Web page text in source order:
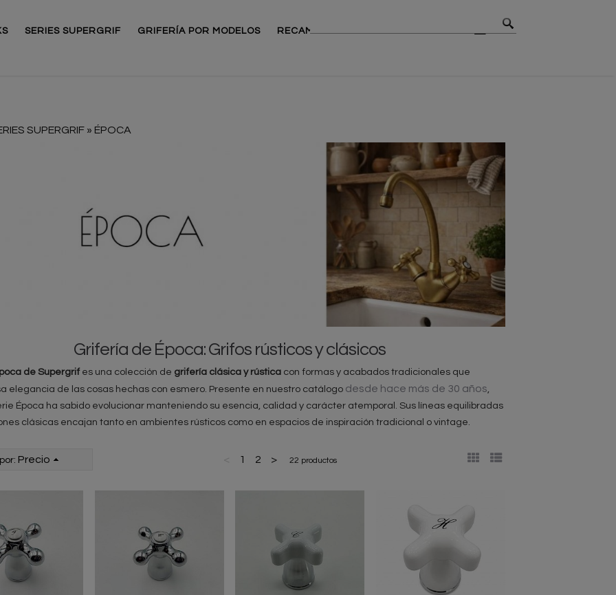
SERIES SUPERGRIF GRIFERÍA POR MODELOS RECAMBIOS CONTACTO BLOG
SUPERGRIF» ÉPOCA
Grifería de Época: Grifos rústicos y clásicos
de Supergrifes una colección de grifería clásica y rústicacon formas y acabados tradicionales que
elegancia de las cosas hechas con esmero. Presente en nuestro catálogodesde hace más de 30 años
Época ha sabido evolucionar manteniendo su esencia, calidad y carácter atemporal. Sus líneas equilibradas
clásicas encajan tanto en ambientes rústicos como en espacios de inspiración tradicional o vintage.
Precio 1 2 > 22 productos